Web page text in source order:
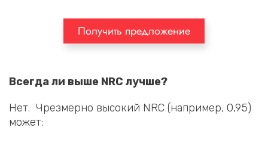
Получить предложение
Всегда ли выше NRC лучше?
Нет. Чрезмерно высокий NRC (например, 0,95)
может: